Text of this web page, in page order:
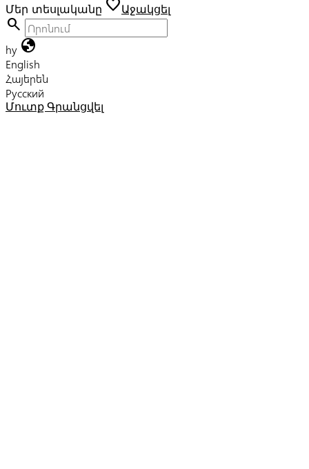
Մեր տեսլականը favoriteԱջակցել
search
hy globe
English
Հայերեն
Русский
Մուտք Գրանցվել